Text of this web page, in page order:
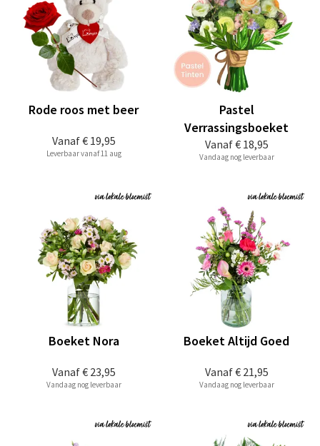
Vanaf€ 19,95
Rode roos met beer
Leverbaar vanaf 11 aug
Vanaf€ 18,95
Pastel
Verrassingsboeket
Vandaag nog leverbaar
Vanaf€ 23,95
Boeket Nora
Vandaag nog leverbaar
Vanaf€ 21,95
Boeket Altijd Goed
Vandaag nog leverbaar